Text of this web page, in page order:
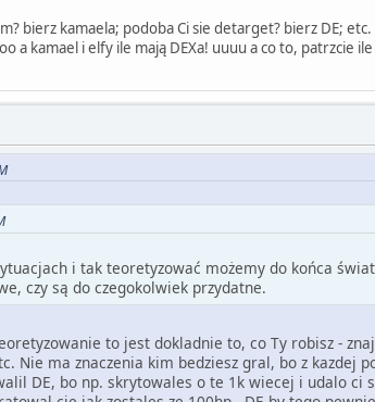
bierz kamaela; podoba Ci sie detarget? bierz DE;
a kamael i elfy ile mają DEXa! uuuu a co to, patrzcie
i tak teoretyzować możemy do końca
czy są do czegokolwiek przydatne.
to jest dokladnie to, co Ty robisz -
Nie ma znaczenia kim bedziesz gral, bo z kazdej
DE, bo np. skrytowales o te 1k wiecej i udalo ci